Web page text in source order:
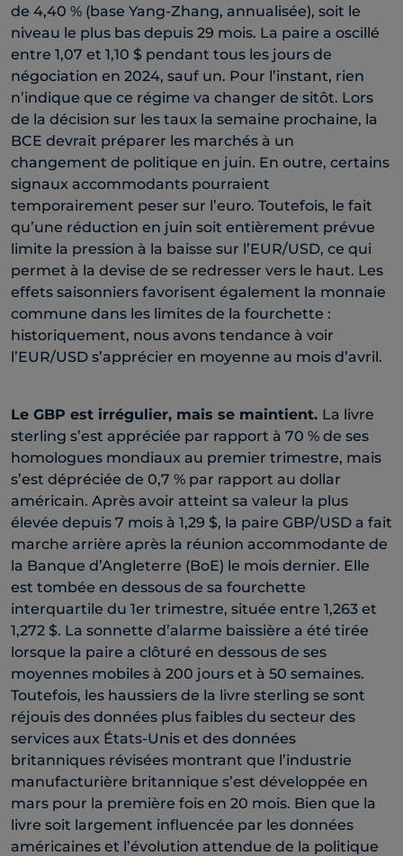
de 4,40 % (base Yang-Zhang, annualisée), soit le
niveau le plus bas depuis 29 mois. La paire a oscillé
entre 1,07 et 1,10 $ pendant tous les jours de
négociation en 2024, sauf un. Pour l’instant, rien
n’indique que ce régime va changer de sitôt. Lors
de la décision sur les taux la semaine prochaine, la
BCE devrait préparer les marchés à un
changement de politique en juin. En outre, certains
signaux accommodants pourraient
temporairement peser sur l’euro. Toutefois, le fait
qu’une réduction en juin soit entièrement prévue
limite la pression à la baisse sur l’EUR/USD, ce qui
permet à la devise de se redresser vers le haut. Les
effets saisonniers favorisent également la monnaie
commune dans les limites de la fourchette :
historiquement, nous avons tendance à voir
l’EUR/USD s’apprécier en moyenne au mois d’avril.
Le GBP est irrégulier, mais se maintient. La livre
sterling s’est appréciée par rapport à 70 % de ses
homologues mondiaux au premier trimestre, mais
s’est dépréciée de 0,7 % par rapport au dollar
américain. Après avoir atteint sa valeur la plus
élevée depuis 7 mois à 1,29 $, la paire GBP/USD a fait
marche arrière après la réunion accommodante de
la Banque d’Angleterre (BoE) le mois dernier. Elle
est tombée en dessous de sa fourchette
interquartile du 1er trimestre, située entre 1,263 et
1,272 $. La sonnette d’alarme baissière a été tirée
lorsque la paire a clôturé en dessous de ses
moyennes mobiles à 200 jours et à 50 semaines.
Toutefois, les haussiers de la livre sterling se sont
réjouis des données plus faibles du secteur des
services aux États-Unis et des données
britanniques révisées montrant que l’industrie
manufacturière britannique s’est développée en
mars pour la première fois en 20 mois. Bien que la
livre soit largement influencée par les données
américaines et l’évolution attendue de la politique